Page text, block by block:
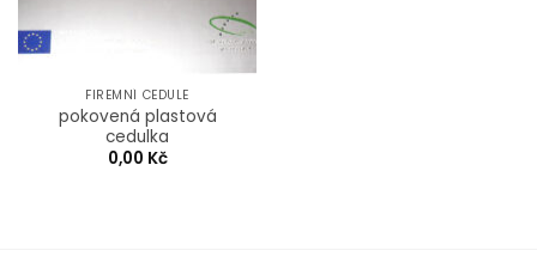
FIREMNÍ CEDULE
pokovená plastová
cedulka
0,00 Kč